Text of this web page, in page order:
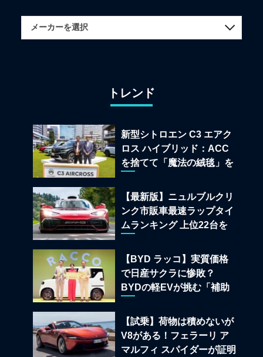
トレンド
新型シトロエン C3 エアク
ロス ハイブリッド：ACC
を捨てて「魔法の絨毯」を
児
【最新版】ニュルブルクリ
ンク市販車最速ラップタイ
ムランキング 上位22台を
【BYD ラッコ】実質価格
で日産サクラに惨敗？
BYDの軽EVが挑む「補助
界
【試乗】荷物は積めないが
V8がある！フェラーリ ア
マルフィ スパイダーが証明